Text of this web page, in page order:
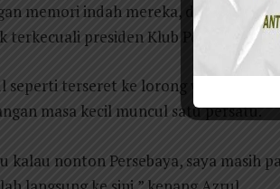
memori indah mereka, dengan
terkecuali presiden Klub Persebaya,
seperti terseret ke lorong waktu,
masa kecil muncul satu persatu.
kalau nonton Persebaya, saya masih